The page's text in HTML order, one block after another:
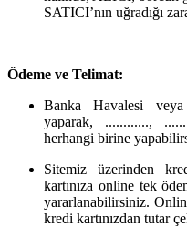
SATICI’nın uğradığı
Ödeme ve Telimat:
Banka Havalesi
yaparak, ............,
herhangi birine
Sitemiz üzerinden
kartınıza online tek
yararlanabilirsiniz.
kredi kartınızdan tutar